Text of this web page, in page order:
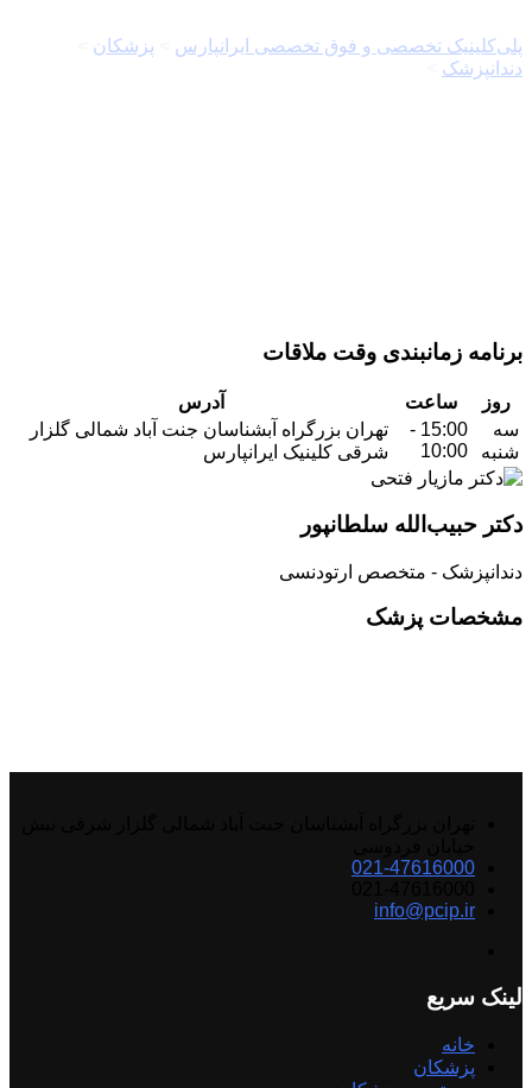
پلی‌کلینیک تخصصی و فوق تخصصی ایرانپارس پزشکان
دندانپزشک
برنامه زمانبندی وقت ملاقات
روز ساعت
آدرس
سه
شنبه
15:00 -
10:00
تهران بزرگراه آبشناسان جنت آباد شمالی گلزار
شرقی کلینیک ایرانپارس
دکتر حبیب‌الله سلطانپور
دندانپزشک - متخصص ارتودنسی
مشخصات پزشک
021-47616000
info@pcip.ir
لینک سریع
خانه
پزشکان